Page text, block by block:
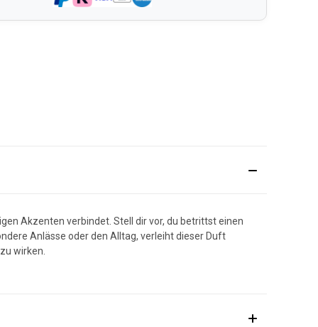
Akzenten verbindet. Stell dir vor, du betrittst einen
Anlässe oder den Alltag, verleiht dieser Duft
wirken.